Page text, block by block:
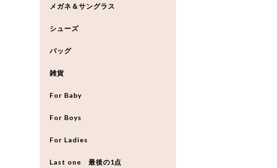
メガネ＆サングラス
シューズ
バッグ
雑貨
For Baby
For Boys
For Ladies
Last one 最後の1点